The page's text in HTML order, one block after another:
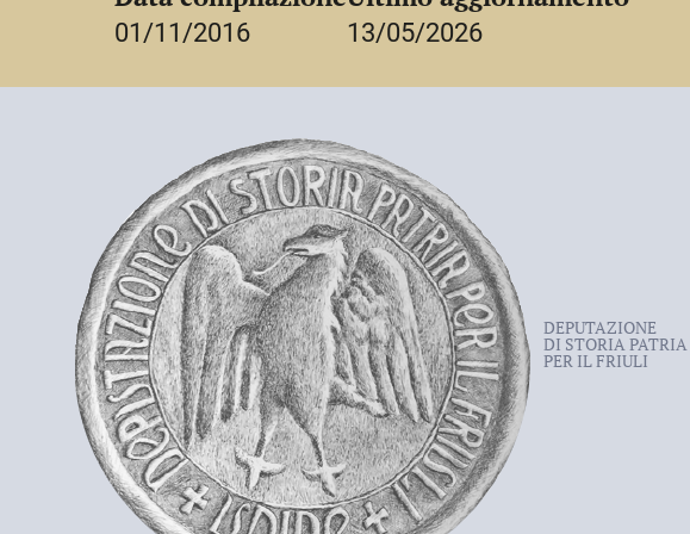
01/11/2016 13/05/2026
DEPUTAZIONE
DI STORIA PATRIA
PER IL FRIULI